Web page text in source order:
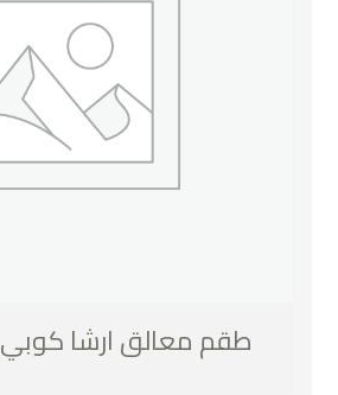
طقم معالق ارشا كوبي 86 قطعه